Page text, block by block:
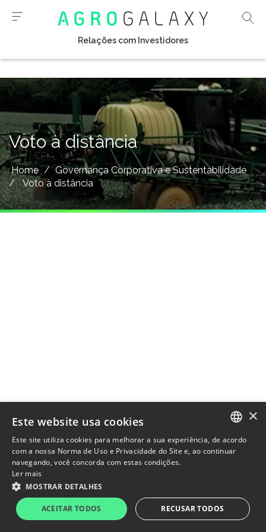
Relações com Investidores
Voto à distância
Home / Governança Corporativa e Sustentabilidade
/ Voto à distância
AGXY3 R$1,84 9,52% IBOV 177.726 -0,09%
Termos de uso
PORTUGUESE
×
Este website usa cookies
Este site utiliza cookies para melhorar a sua experiência, de acordo
com a nossa Norma de Uso e Privacidade do Site e, ao continuar
navegando, você concorda com estas condições.
Ler mais
MOSTRAR DETALHES
ACEITAR TODOS RECUSAR TODOS